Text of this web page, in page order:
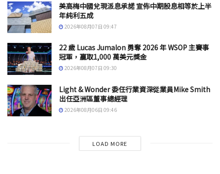
美高梅中國兌現派息承諾 宣佈中期股息相等於上半
年純利五成
2026年08月07日 09:47
22 歲 Lucas Jumalon 勇奪 2026 年 WSOP 主賽事
冠軍，贏取1,000 萬美元獎金
2026年08月07日 09:30
Light & Wonder 委任行業資深從業員Mike Smith
出任亞洲區董事總經理
2026年08月06日 09:46
LOAD MORE